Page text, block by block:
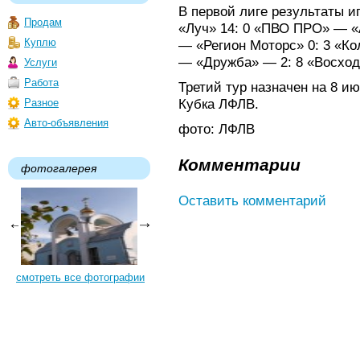
Продам
Куплю
Услуги
Работа
Разное
Авто-объявления
фотогалерея
смотреть все фотографии
В первой лиге результаты
«Луч» 14: 0 «ПВО ПРО» —
— «Регион Моторс» 0: 3
— «Дружба» — 2: 8
Третий тур назначен на 8
Кубка ЛФЛВ.
фото: ЛФЛВ
Комментарии
Оставить комментарий